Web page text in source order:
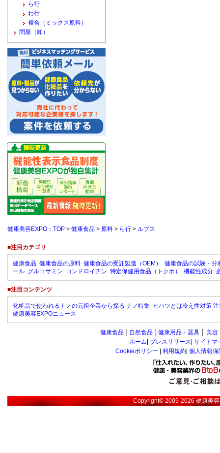
ら行
わ行
複合（ミックス原料）
問屋（卸）
健康美容EXPO：TOP > 健康食品 > 原料 > ら行 > ルブス
■注目カテゴリ
健康食品 健康食品の原料 健康食品の受託製造（OEM）
健康食品の試験・分
ール グルコサミン コンドロイチン 特定保健用食品（トクホ） 機能性成分
■注目コンテンツ
化粧品で使われるナノの元祖企業から探る ナノ特集 ヒハツとは冷え性対策
健康美容EXPOニュース
健康食品 自然食品 健康用品・器具 美容
ホーム プレスリリース サイトマ
Cookieポリシー
利用規約 個人情報
Copyright© 2005-2026健康美